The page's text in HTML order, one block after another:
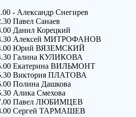
- Александр Снегирев
Павел Санаев
Данил Корецкий
Алексей МИТРОФАНОВ
Юрий ВЯЗЕМСКИЙ
Галина КУЛИКОВА
Екатерина ВИЛЬМОНТ
Виктория ПЛАТОВА
Полина Дашкова
Алика Смехова
Павел ЛЮБИМЦЕВ
Сергей ТАРМАШЕВ